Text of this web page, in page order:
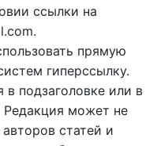
ссылки на
прямую
гиперссылку.
подзаголовке или в
Редакция может не
статей и